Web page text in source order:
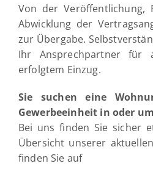
Von der Veröffentlichung,
Abwicklung der
zur Übergabe.
Ihr Ansprechpartner für
erfolgtem Einzug.
Sie suchen eine
Gewerbeeinheit in oder
Bei uns finden Sie sicher
Übersicht unserer
finden Sie auf